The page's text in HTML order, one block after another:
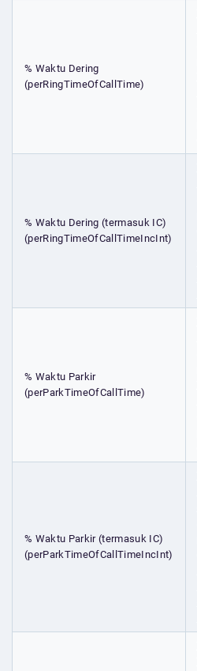
% Waktu Dering
(perRingTimeOfCallTime)
% Waktu Dering (termasuk IC)
(perRingTimeOfCallTimeIncInt)
% Waktu Parkir
(perParkTimeOfCallTime)
% Waktu Parkir (termasuk IC)
(perParkTimeOfCallTimeIncInt)